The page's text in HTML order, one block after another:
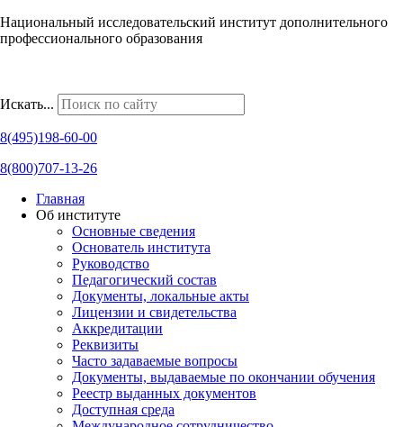
Национальный исследовательский институт дополнительного
профессионального образования
Искать...
8(495)198-60-00
8(800)707-13-26
Главная
Об институте
Основные сведения
Основатель института
Руководство
Педагогический состав
Документы, локальные акты
Лицензии и свидетельства
Аккредитации
Реквизиты
Часто задаваемые вопросы
Документы, выдаваемые по окончании обучения
Реестр выданных документов
Доступная среда